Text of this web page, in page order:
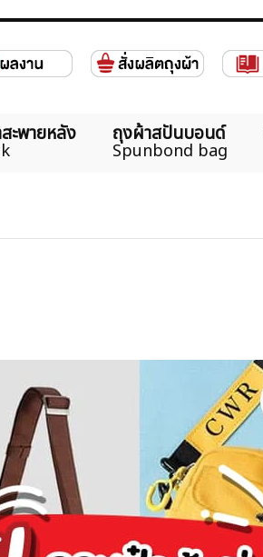
สะพายหลัง ถุงผ้าสปันบอนด์
Spunbond bag